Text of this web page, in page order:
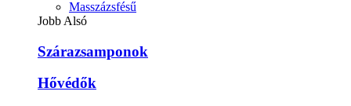
Masszázsfésű
Jobb Alsó
Szárazsamponok
Hővédők